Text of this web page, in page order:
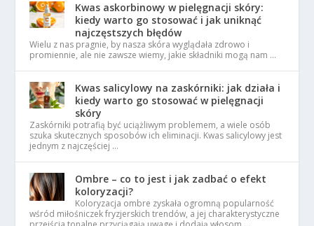
Kwas askorbinowy w pielęgnacji skóry:
kiedy warto go stosować i jak uniknąć
najczęstszych błędów
Wielu z nas pragnie, by nasza skóra wyglądała zdrowo i
promiennie, ale nie zawsze wiemy, jakie składniki mogą nam …
Kwas salicylowy na zaskórniki: jak działa i
kiedy warto go stosować w pielęgnacji
skóry
Zaskórniki potrafią być uciążliwym problemem, a wiele osób
szuka skutecznych sposobów ich eliminacji. Kwas salicylowy jest
jednym z najczęściej …
Ombre – co to jest i jak zadbać o efekt
koloryzacji?
Koloryzacja ombre zyskała ogromną popularność
wśród miłośniczek fryzjerskich trendów, a jej charakterystyczne